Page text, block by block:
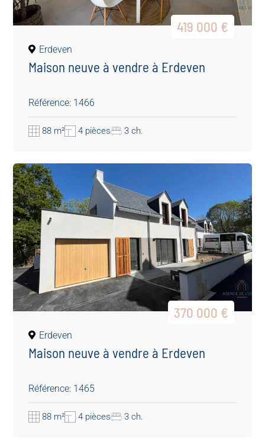
419 000 €
Erdeven
Maison neuve à vendre à Erdeven
Référence: 1466
88 m² 4 pièces 3 ch.
370 000 €
Erdeven
Maison neuve à vendre à Erdeven
Référence: 1465
88 m² 4 pièces 3 ch.